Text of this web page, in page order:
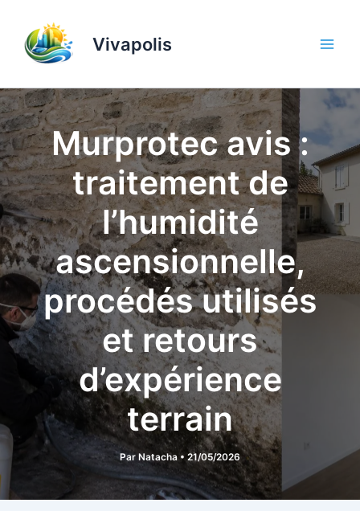
contenu
Vivapolis
Murprotec avis :
traitement de
l’humidité
ascensionnelle,
procédés utilisés
et retours
d’expérience
terrain
Par Natacha • 21/05/2026